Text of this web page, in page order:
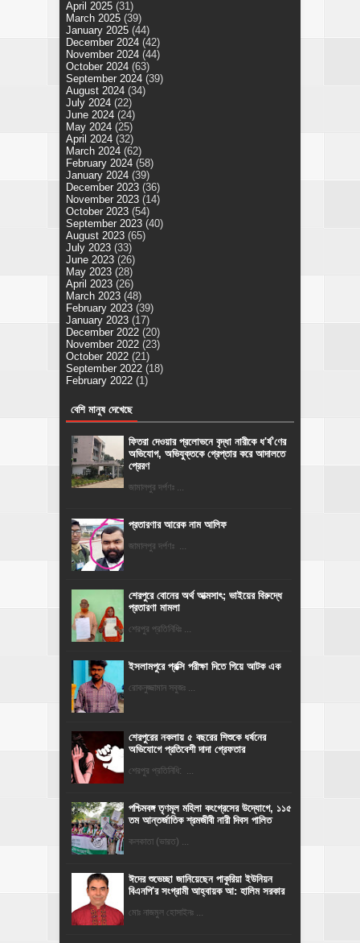
April 2025 (31)
March 2025 (39)
January 2025 (44)
December 2024 (42)
November 2024 (44)
October 2024 (63)
September 2024 (39)
August 2024 (34)
July 2024 (22)
June 2024 (24)
May 2024 (25)
April 2024 (32)
March 2024 (62)
February 2024 (58)
January 2024 (39)
December 2023 (36)
November 2023 (14)
October 2023 (54)
September 2023 (40)
August 2023 (65)
July 2023 (33)
June 2023 (26)
May 2023 (28)
April 2023 (26)
March 2023 (48)
February 2023 (39)
January 2023 (17)
December 2022 (20)
November 2022 (23)
October 2022 (21)
September 2022 (18)
February 2022 (1)
বেশি মানুষ দেখেছে
ফিতরা দেওয়ার প্রলোভনে বৃদ্ধা নারীকে ধ'র্ষ'ণের
অভিযোগ, অভিযুক্তকে গ্রেপ্তার করে আদালতে
প্রেরণ
জামালপুর দর্পণঃ ...
প্রতারণার আরেক নাম আলিফ
জামালপুর দর্পণঃ ...
শেরপুরে বোনের অর্থ আত্মসাৎ; ভাইয়ের বিরুদ্ধে
প্রতারণা মামলা
শেরপুর প্রতিনিধিঃ ...
ইসলামপুরে প্রক্সি পরীক্ষা দিতে গিয়ে আটক এক
রোকনুজ্জামান সবুজঃ ...
শেরপুরের নকলায় ৫ বছরের শিশুকে ধর্ষনের
অভিযোগে প্রতিবেশী দাদা গ্রেফতার
শেরপুর প্রতিনিধি: ...
পশ্চিমবঙ্গ তৃণমূল মহিলা কংগ্রেসের উদ্যোগে, ১১৫
তম আন্তর্জাতিক শ্রমজীবী নারী দিবস পালিত
কলকাতা (ভারত) ...
ঈদের শুভেচ্ছা জানিয়েছেন পাকুরিয়া ইউনিয়ন
বিএনপি'র সংগ্রামী আহ্বায়ক আ: হালিম সরকার
মোঃ নাজমুল হোসাইনঃ ...